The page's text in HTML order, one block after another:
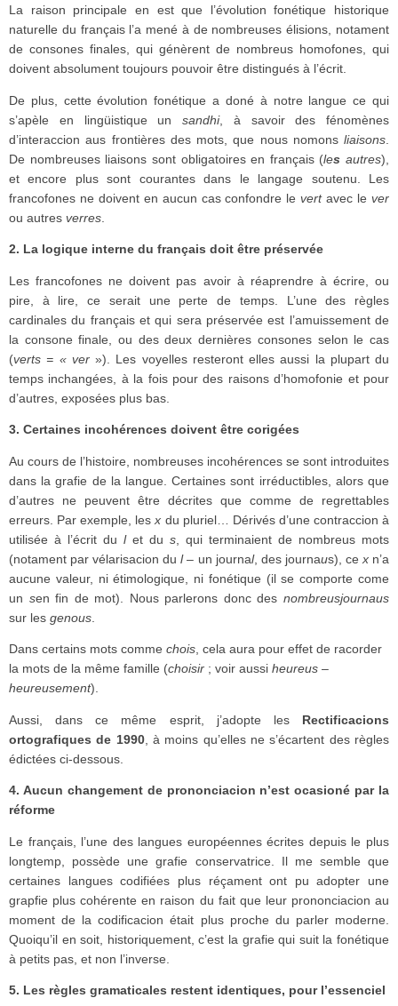
La raison principale en est que l’évolution fonétique historique
naturelle du français l’a mené à de nombreuses élisions, notament
de consones finales, qui génèrent de nombreus homofones, qui
doivent absolument toujours pouvoir être distingués à l’écrit.
De plus, cette évolution fonétique a doné à notre langue ce qui
s’apèle en lingüistique un sandhi, à savoir des fénomènes
d’interaccion aus frontières des mots, que nous nomons liaisons
De nombreuses liaisons sont obligatoires en français (les autres),
et encore plus sont courantes dans le langage soutenu. Les
francofones ne doivent en aucun cas confondre levertavec lever
ou autres verres
2. La logique interne du français doit être préservée
Les francofones ne doivent pas avoir à réaprendre à écrire, ou
pire, à lire, ce serait une perte de temps. L’une des règles
cardinales du français et qui sera préservée est l’amuissement de
la consone finale, ou des deux dernières consones selon le cas
(verts = « ver»). Les voyelles resteront elles aussi la plupart du
temps inchangées, à la fois pour des raisons d’homofonie et pour
d’autres, exposées plus bas.
3. Certaines incohérences doivent être corigées
Au cours de l’histoire, nombreuses incohérences se sont introduites
dans la grafie de la langue. Certaines sont irréductibles, alors que
d’autres ne peuvent être décrites que comme de regrettables
erreurs. Par exemple, lesx du pluriel… Dérivés d’une contraccion à
utilisée à l’écrit du let du s , qui terminaient de nombreus mots
(notament par vélarisacion dul– un journal, des journaus), ce xn’a
aucune valeur, ni étimologique, ni fonétique (il se comporte come
un sen fin de mot). Nous parlerons donc desnombreusjournaus
sur les genous
Dans certains mots comme chois, cela aura pour effet de racorder
la mots de la même famille (choisir ; voir aussi heureus –
heureusement).
Aussi, dans ce même esprit, j’adopte les Rectificacions
ortografiques de 1990, à moins qu’elles ne s’écartent des règles
édictées ci-dessous.
4. Aucun changement de prononciacion n’est ocasioné par la
réforme
Le français, l’une des langues européennes écrites depuis le plus
longtemp, possède une grafie conservatrice. Il me semble que
certaines langues codifiées plus réçament ont pu adopter une
grapfie plus cohérente en raison du fait que leur prononciacion au
moment de la codificacion était plus proche du parler moderne.
Quoiqu’il en soit, historiquement, c’est la grafie qui suit la fonétique
à petits pas, et non l’inverse.
5. Les règles gramaticales restent identiques, pour l’essenciel